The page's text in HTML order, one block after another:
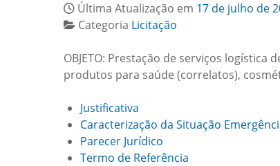
Última Atualização em 17 de julho de
Categoria Licitação
OBJETO: Prestação de serviços
produtos para saúde (correlatos),
Justificativa
Caracterização da Situação
Parecer Jurídico
Termo de Referência